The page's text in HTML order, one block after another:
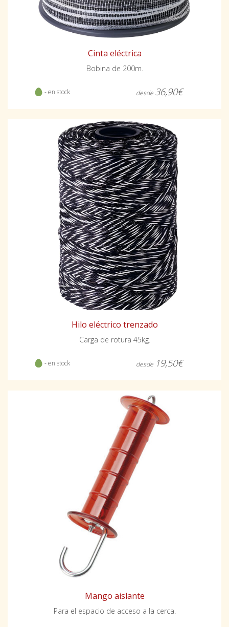
Cinta eléctrica
Bobina de 200m.
- en stock desde 36,90€
Hilo eléctrico trenzado
Carga de rotura 45kg.
- en stock desde 19,50€
Mango aislante
Para el espacio de acceso a la cerca.